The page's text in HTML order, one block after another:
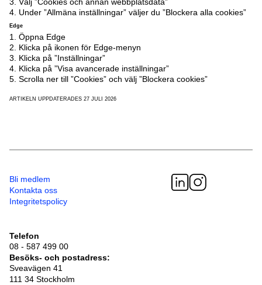
Under ”Allmäna inställningar” väljer du ”Blockera alla cookies”
Edge
Öppna Edge
Klicka på ikonen för Edge-menyn
Klicka på ”Inställningar”
Klicka på ”Visa avancerade inställningar”
Scrolla ner till ”Cookies” och välj ”Blockera cookies”
ARTIKELN UPPDATERADES 27 JULI 2026
Bli medlem
Kontakta oss
Integritetspolicy
Telefon
08 - 587 499 00
Sveavägen 41
111 34 Stockholm